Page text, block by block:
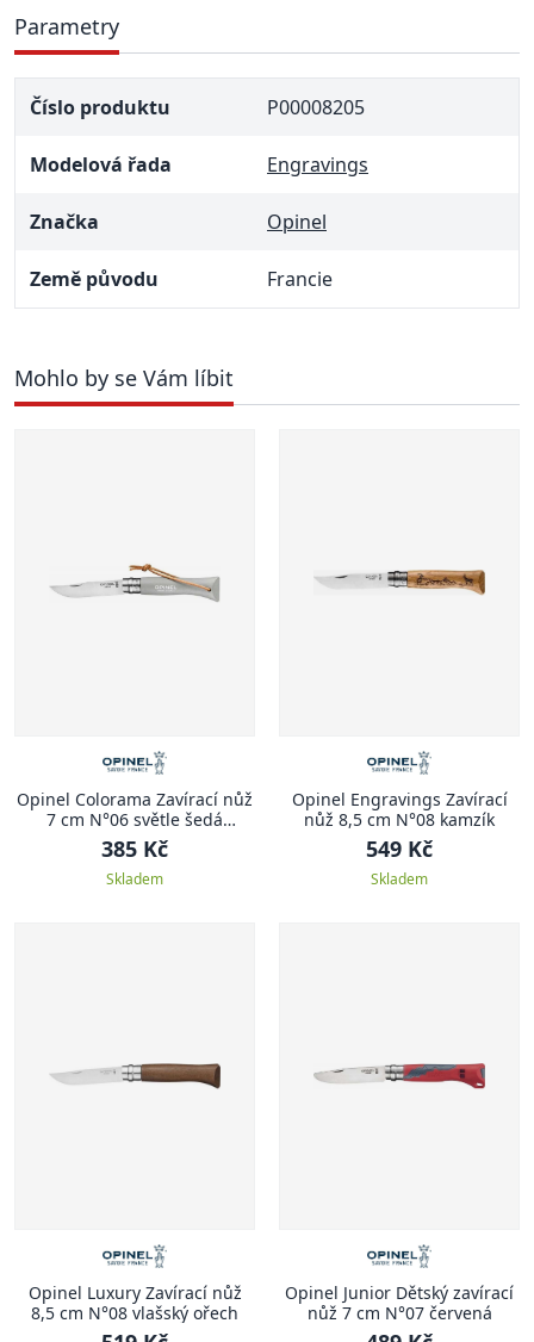
Parametry
Číslo produktu P00008205
Modelová řada Engravings
Značka Opinel
Země původu Francie
Mohlo by se Vám líbit
Opinel Colorama Zavírací nůž
7 cm N°06 světle šedá
COLORAMA
385 Kč
Skladem
Opinel Engravings Zavírací
nůž 8,5 cm N°08 kamzík
549 Kč
Skladem
Opinel Luxury Zavírací nůž
8,5 cm N°08 vlašský ořech
Opinel Junior Dětský zavírací
nůž 7 cm N°07 červená